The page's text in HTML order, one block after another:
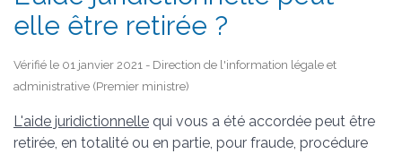
elle être retirée ?
Vérifié le 01 janvier 2021 - Direction de l'information légale et
administrative (Premier ministre)
L'aide juridictionnelle qui vous a été accordée peut être
retirée, en totalité ou en partie, pour fraude, procédure